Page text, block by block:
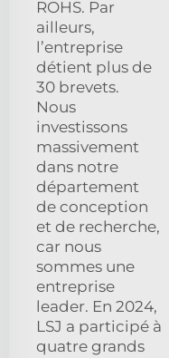
ROHS. Par
ailleurs,
l’entreprise
détient plus de
30 brevets.
Nous
investissons
massivement
dans notre
département
de conception
et de recherche,
car nous
sommes une
entreprise
leader. En 2024,
LSJ a participé à
quatre grands